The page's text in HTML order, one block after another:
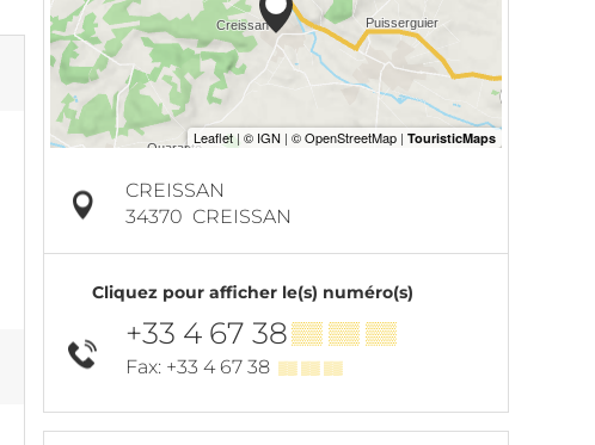
CREISSAN
34370 CREISSAN
Cliquez pour afficher le(s) numéro(s)
+33 4 67 38▒▒ ▒▒ ▒▒
Fax: +33 4 67 38 ▒▒ ▒▒ ▒▒